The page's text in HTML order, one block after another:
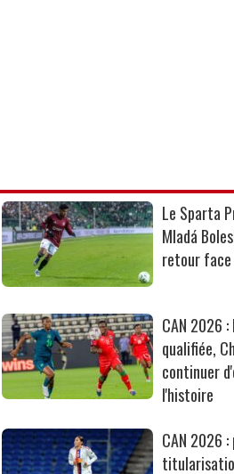
Le Sparta
Mladá
retour face
CAN 2026 :
qualifiée,
continuer
l'histoire
CAN 2026